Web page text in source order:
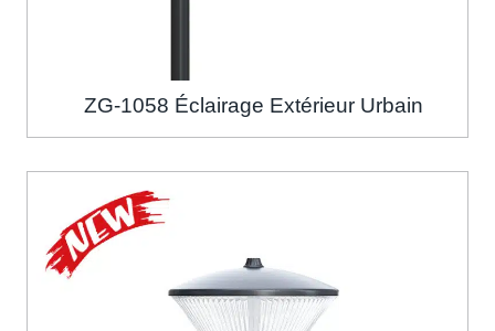
ZG-1058 Éclairage Extérieur Urbain